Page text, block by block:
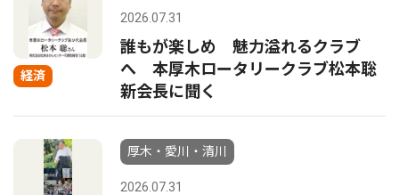
経済
2026.07.31
誰もが楽しめ 魅力溢れるクラブ
へ 本厚木ロータリークラブ松本聡
新会長に聞く
厚木・愛川・清川
2026.07.31